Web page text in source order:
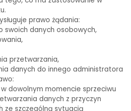
prawo żądania:
swoich danych osobowych,
przetwarzania,
danych do innego administratora
dowolnym momencie sprzeciwu
danych z przyczyn
ze szczególną sytuacją